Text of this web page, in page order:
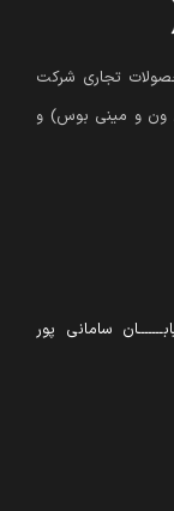
تجاری شرکت
ون و مینی بوس) و
سامانی پور